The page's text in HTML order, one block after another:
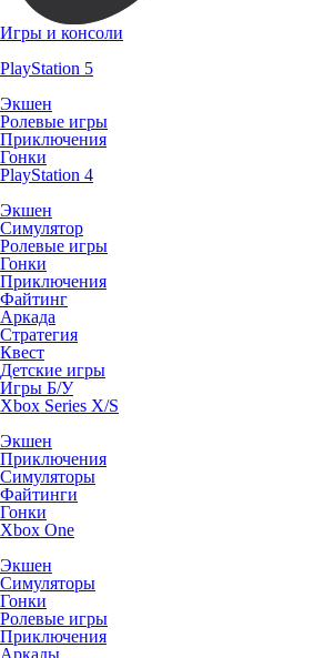
Игры и консоли
PlayStation 5
Экшен
Ролевые игры
Приключения
Гонки
PlayStation 4
Экшен
Симулятор
Ролевые игры
Гонки
Приключения
Файтинг
Аркада
Стратегия
Квест
Детские игры
Игры Б/У
Xbox Series X/S
Экшен
Приключения
Симуляторы
Файтинги
Гонки
Xbox One
Экшен
Симуляторы
Гонки
Ролевые игры
Приключения
Аркады